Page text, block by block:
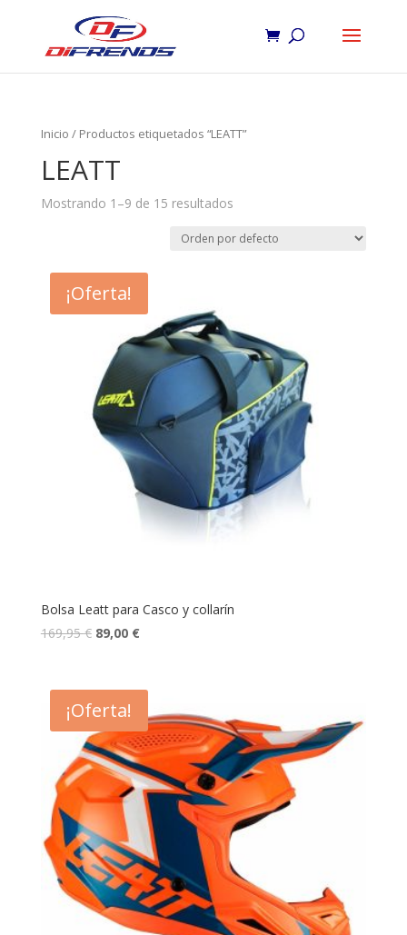
Inicio / Productos etiquetados “LEATT”
LEATT
Mostrando 1–9 de 15 resultados
¡Oferta!
Bolsa Leatt para Casco y collarín
169,95€ 89,00 €
¡Oferta!